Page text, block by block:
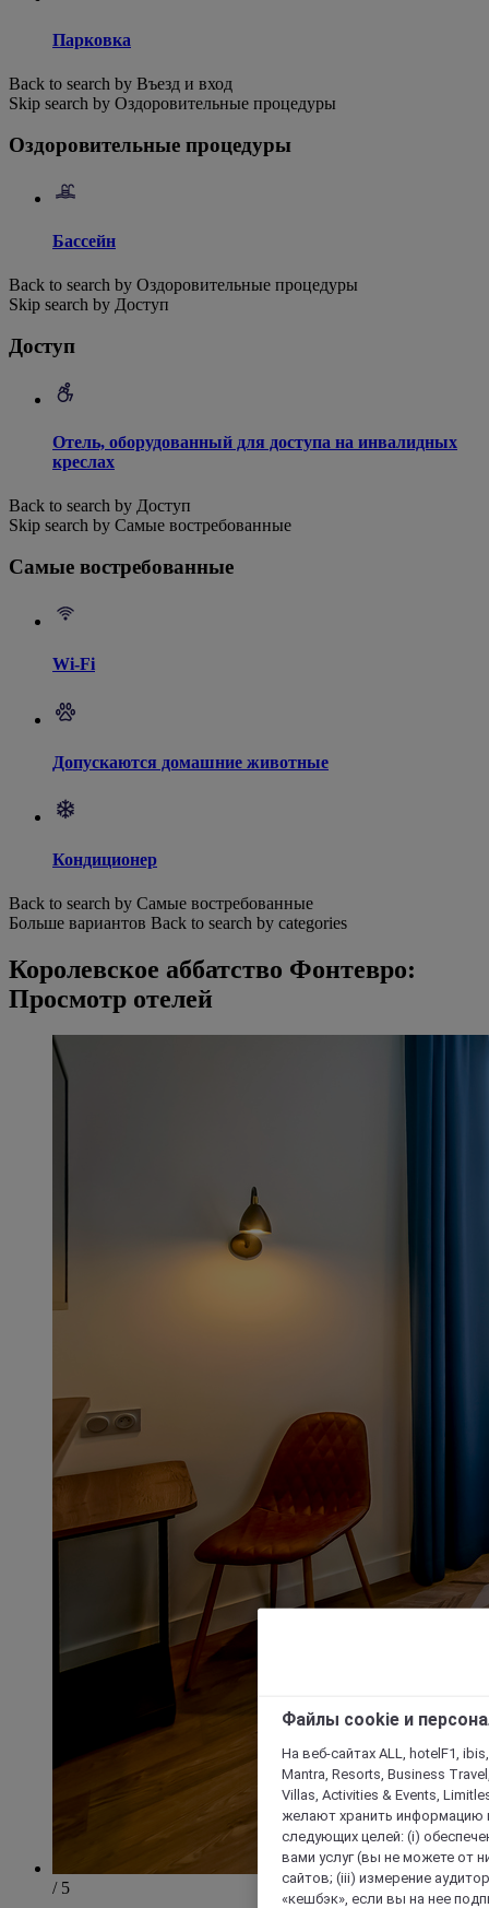
Парковка
Back to search by Въезд и вход
Skip search by Оздоровительные процедуры
Оздоровительные процедуры
Бассейн
Back to search by Оздоровительные процедуры
Skip search by Доступ
Доступ
Отель, оборудованный для доступа на инвалидных
креслах
Back to search by Доступ
Skip search by Самые востребованные
Самые востребованные
Wi-Fi
Допускаются домашние животные
Кондиционер
Back to search by Самые востребованные
Больше вариантов Back to search by categories
Королевское аббатство Фонтевро:
Просмотр отелей
/ 5
Файлы cookie и
На веб-сайтах ALL, hotelF1,
Mantra, Resorts, Business
Villas, Activities & Events,
желают хранить информацию
следующих целей: (i)
вами услуг (вы не можете от
сайтов; (iii) измерение
«кешбэк», если вы на нее